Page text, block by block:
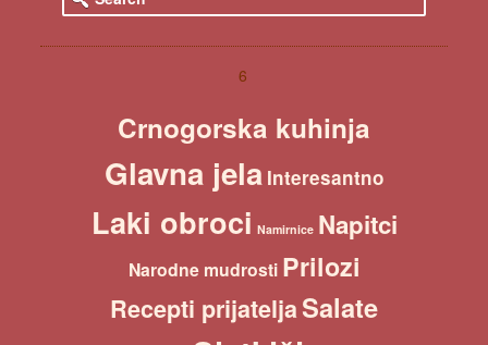
e
r
6
Crnogorska kuhinja
Glavna jela Interesantno
Laki obroci Namirnice Napitci
Narodne mudrosti Prilozi
Recepti prijateljaSalate